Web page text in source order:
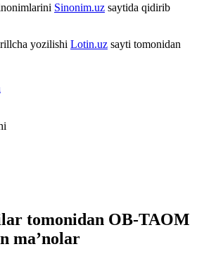
Sinonim.uz saytida qidirib
yozilishi Lotin.uz sayti tomonidan
tomonidan OB-TAOM
ma’nolar